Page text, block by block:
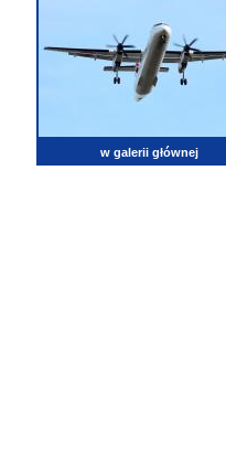
w galerii głównej